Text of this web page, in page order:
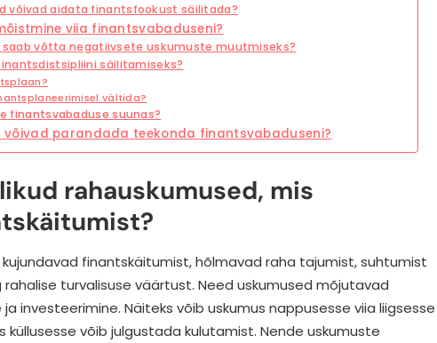
võivad aidata finantsfookust säilitada?
viia finantsvabaduseni?
võtta negatiivsete uskumuste muutmiseks?
säilitamiseks?
vältida?
finantsvabaduse suunas?
võivad parandada teekonda finantsvabaduseni?
rahauskumused, mis
kujundavad finantskäitumist, hõlmavad raha tajumist, suhtumist
turvalisuse väärtust. Need uskumused mõjutavad
investeerimine. Näiteks võib uskumus nappusesse viia liigsesse
küllusesse võib julgustada kulutamist. Nende uskumuste